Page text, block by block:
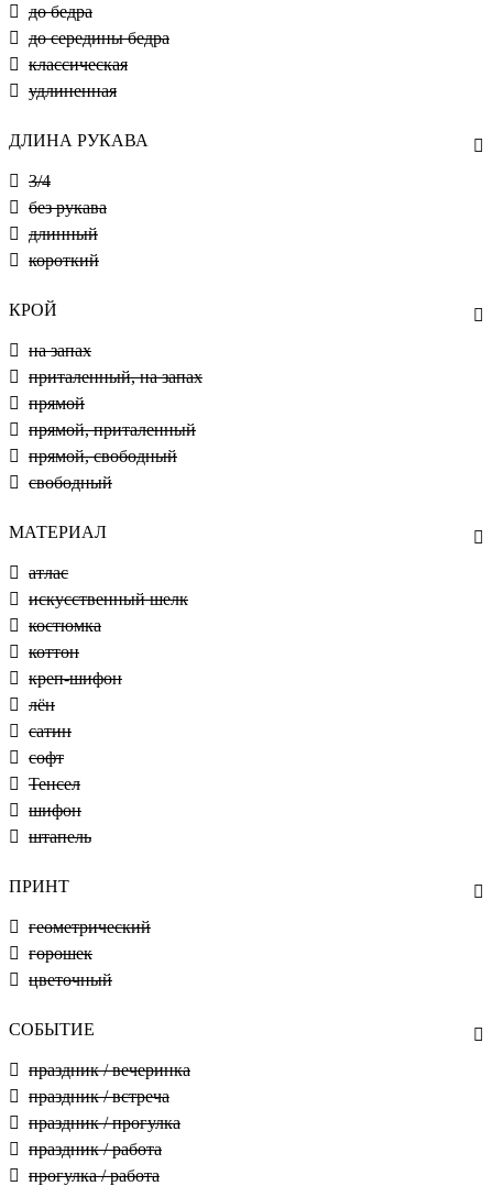
до бедра
до середины бедра
классическая
удлиненная
ДЛИНА РУКАВА
3/4
без рукава
длинный
короткий
КРОЙ
на запах
приталенный, на запах
прямой
прямой, приталенный
прямой, свободный
свободный
МАТЕРИАЛ
атлас
искусственный шелк
костюмка
коттон
креп-шифон
лён
сатин
софт
Тенсел
шифон
штапель
ПРИНТ
геометрический
горошек
цветочный
СОБЫТИЕ
праздник / вечеринка
праздник / встреча
праздник / прогулка
праздник / работа
прогулка / работа